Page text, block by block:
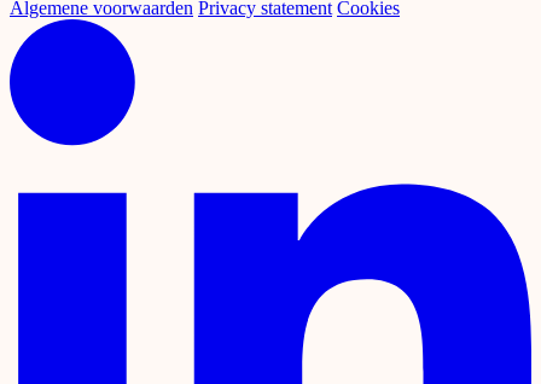
Algemene voorwaarden Privacy statement Cookies